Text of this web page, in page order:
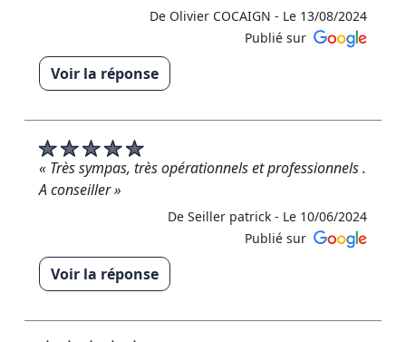
De Olivier COCAIGN - Le 13/08/2024
Publié sur
Voir la réponse
prenons toujours les précautions nécessaires pour
protéger la flore lorsque nous effectuons des
traitements. Bien que la plupart des produits que
nous utilisons soient biodégradables, il existe un
léger risque pour la végétation. Cela peut entraîner
une légère décoloration des pétales, mais cela ne
les tue pas. En ce qui concerne les appuis de
fenêtre, ils sont automatiquement nettoyés lorsque
nous nettoyons les façades. Cependant, nous nous
efforcerons de faire encore mieux à l'avenir. »
« Très sympas, très opérationnels et professionnels .
A conseiller »
De Seiller patrick - Le 10/06/2024
Publié sur
Voir la réponse
sommes ravis que notre travail vous ait pleinement